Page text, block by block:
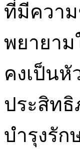
ที่มีควา
พยายา
คงเป็นหั
ประสิท
บำรุงรัก